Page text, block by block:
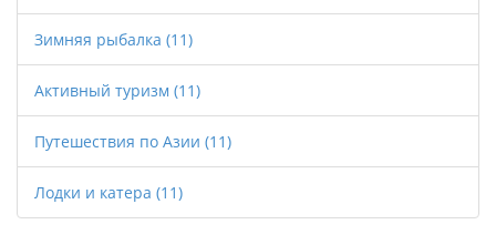
Зимняя рыбалка (11)
Активный туризм (11)
Путешествия по Азии (11)
Лодки и катера (11)